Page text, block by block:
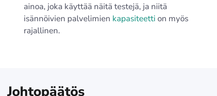
ainoa, joka käyttää näitä testejä, ja niitä
isännöivien palvelimien kapasiteetti on myös
rajallinen.
Johtopäätös